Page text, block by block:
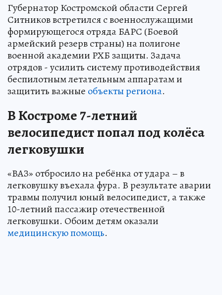
Губернатор Костромской области Сергей
Ситников встретился с военнослужащими
формирующегося отряда БАРС (Боевой
армейский резерв страны) на полигоне
военной академии РХБ защиты. Задача
отрядов - усилить систему противодействия
беспилотным летательным аппаратам и
защитить важные объекты региона.
В Костроме 7-летний
велосипедист попал под колёса
легковушки
«ВАЗ» отбросило на ребёнка от удара – в
легковушку въехала фура. В результате аварии
травмы получил юный велосипедист, а также
10-летний пассажир отечественной
легковушки. Обоим детям оказали
медицинскую помощь.